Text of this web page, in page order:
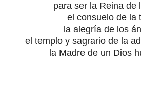
para ser la Reina de
el consuelo de la
la alegría de los
el templo y sagrario de la
la Madre de un Dios